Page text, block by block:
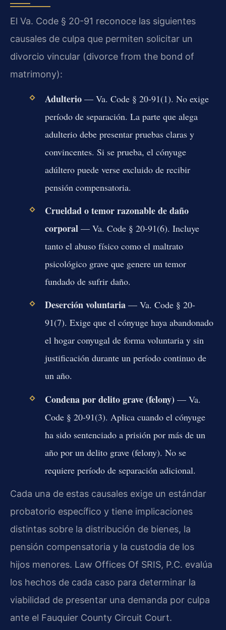
El Va. Code § 20-91 reconoce las siguientes
causales de culpa que permiten solicitar un
divorcio vincular (divorce from the bond of
matrimony):
Adulterio— Va. Code § 20-91(1). No exige
período de separación. La parte que alega
adulterio debe presentar pruebas claras y
convincentes. Si se prueba, el cónyuge
adúltero puede verse excluido de recibir
pensión compensatoria.
Crueldad o temor razonable de daño
corporal— Va. Code § 20-91(6). Incluye
tanto el abuso físico como el maltrato
psicológico grave que genere un temor
fundado de sufrir daño.
Deserción voluntaria— Va. Code § 20-
91(7). Exige que el cónyuge haya abandonado
el hogar conyugal de forma voluntaria y sin
justificación durante un período continuo de
un año.
Condena por delito grave (felony) — Va.
Code § 20-91(3). Aplica cuando el cónyuge
ha sido sentenciado a prisión por más de un
año por un delito grave (felony). No se
requiere período de separación adicional.
Cada una de estas causales exige un estándar
probatorio específico y tiene implicaciones
distintas sobre la distribución de bienes, la
pensión compensatoria y la custodia de los
hijos menores. Law Offices Of SRIS, P.C. evalúa
los hechos de cada caso para determinar la
viabilidad de presentar una demanda por culpa
ante el Fauquier County Circuit Court.